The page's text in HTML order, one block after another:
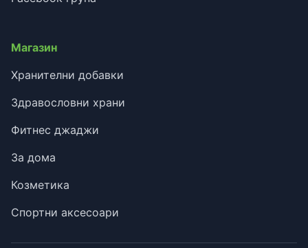
Магазин
Хранителни добавки
Здравословни храни
Фитнес джаджи
За дома
Козметика
Спортни аксесоари